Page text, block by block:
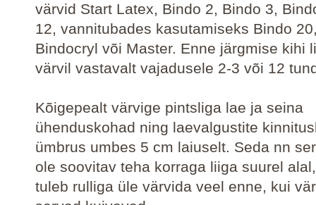
värvid Start Latex, Bindo 2, Bindo 3,
12, vannitubades kasutamiseks Bindo
Bindocryl või Master. Enne järgmise kihi
värvil vastavalt vajadusele 2-3 või 12
Kõigepealt värvige pintsliga lae ja seina
ühenduskohad ning laevalgustite
ümbrus umbes 5 cm laiuselt. Seda nn
ole soovitav teha korraga liiga suurel
tuleb rulliga üle värvida veel enne, kui